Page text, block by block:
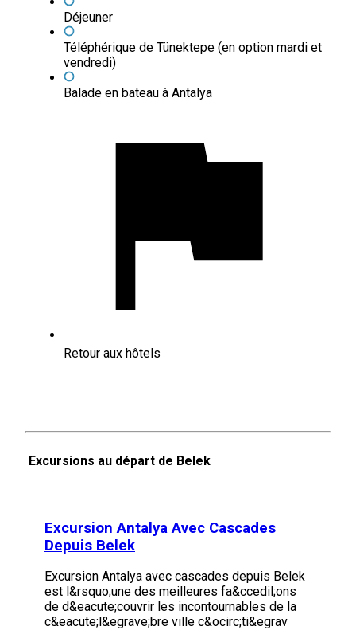
Déjeuner
Téléphérique de Tünektepe (en option mardi et
vendredi)
Balade en bateau à Antalya
Retour aux hôtels
Excursions au départ de Belek
Excursion Antalya Avec Cascades
Depuis Belek
Excursion Antalya avec cascades depuis Belek
est l&rsquo;une des meilleures fa&ccedil;ons
de d&eacute;couvrir les incontournables de la
c&eacute;l&egrave;bre ville c&ocirc;ti&egrav